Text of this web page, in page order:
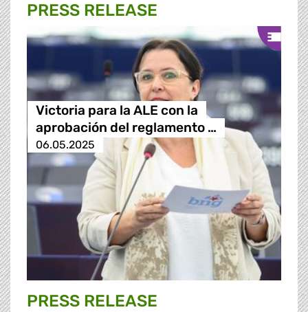
PRESS RELEASE
Victoria para la ALE con la
aprobación del reglamento …
06.05.2025
PRESS RELEASE